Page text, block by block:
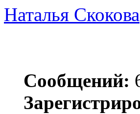
Наталья Скокова
Сообщений: